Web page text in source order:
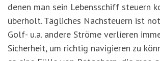
denen man sein Lebensschiff steuern
überholt. Tägliches Nachsteuern ist
Golf- u.a. andere Ströme verlieren
Sicherheit, um richtig navigieren zu